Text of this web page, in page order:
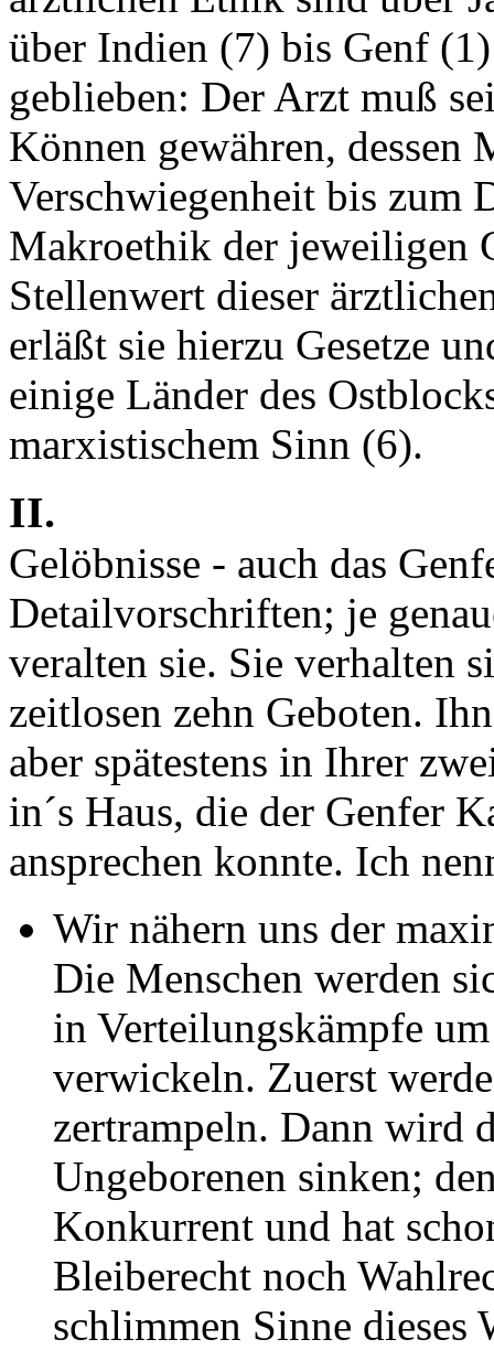
über Indien (7) bis Genf
geblieben: Der Arzt muß
Können gewähren, dessen
Verschwiegenheit bis zum
Makroethik der jeweiligen
Stellenwert dieser
erläßt sie hierzu Gesetze
einige Länder des
marxistischem Sinn (6).
II.
Gelöbnisse - auch das
Detailvorschriften; je
veralten sie. Sie verhalten
zeitlosen zehn Geboten.
aber spätestens in Ihrer
in´s Haus, die der Genfer
ansprechen konnte. Ich
Wir nähern uns der
Die Menschen werden
in Verteilungskämpfe
verwickeln. Zuerst
zertrampeln. Dann wird
Ungeborenen sinken;
Konkurrent und hat
Bleiberecht noch
schlimmen Sinne dieses